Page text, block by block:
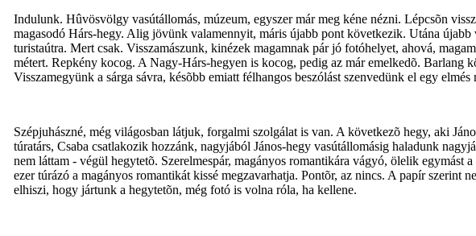
Indulunk. Hûvösvölgy vasútállomás, múzeum, egyszer már meg kéne nézni. Lépcsõn
magasodó Hárs-hegy. Alig jövünk valamennyit, máris újabb pont következik. Utána
turistaútra. Mert csak. Visszamászunk, kinézek magamnak pár jó fotóhelyet, ahová,
métert. Repkény kocog. A Nagy-Hárs-hegyen is kocog, pedig az már emelkedõ. Barlang
Visszamegyünk a sárga sávra, késõbb emiatt félhangos beszólást szenvedünk el egy
Szépjuhászné, még világosban látjuk, forgalmi szolgálat is van. A következõ hegy, aki
túratárs, Csaba csatlakozik hozzánk, nagyjából János-hegy vasútállomásig haladunk
nem láttam - végül hegytetõ. Szerelmespár, magányos romantikára vágyó, ölelik
ezer túrázó a magányos romantikát kissé megzavarhatja. Pontõr, az nincs. A papír
elhiszi, hogy jártunk a hegytetõn, még fotó is volna róla, ha kellene.